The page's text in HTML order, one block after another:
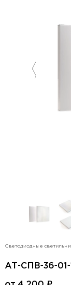
Светодиодные
АТ-СПВ-36-